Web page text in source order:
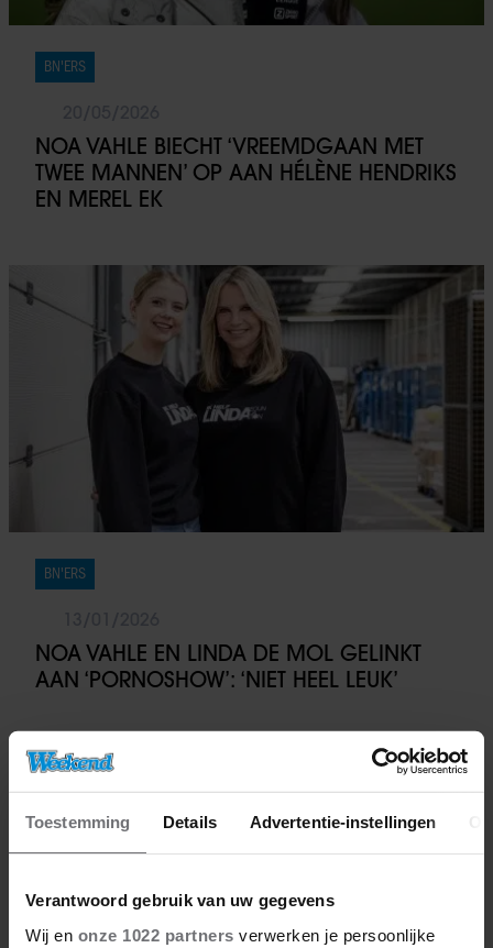
Toestemming Details Advertentie-instellingen
Verantwoord gebruik van uw gegevens
Wij en onze 1022 partners verwerken je persoonlijke
BN'ERS
NOA VAHLE BIECHT ‘VREEMDGAAN MET
TWEE MANNEN’ OP AAN HÉLÈNE HENDRIKS
EN MEREL EK
BN'ERS
NOA VAHLE EN LINDA DE MOL GELINKT
AAN ‘PORNOSHOW’: ‘NIET HEEL LEUK’